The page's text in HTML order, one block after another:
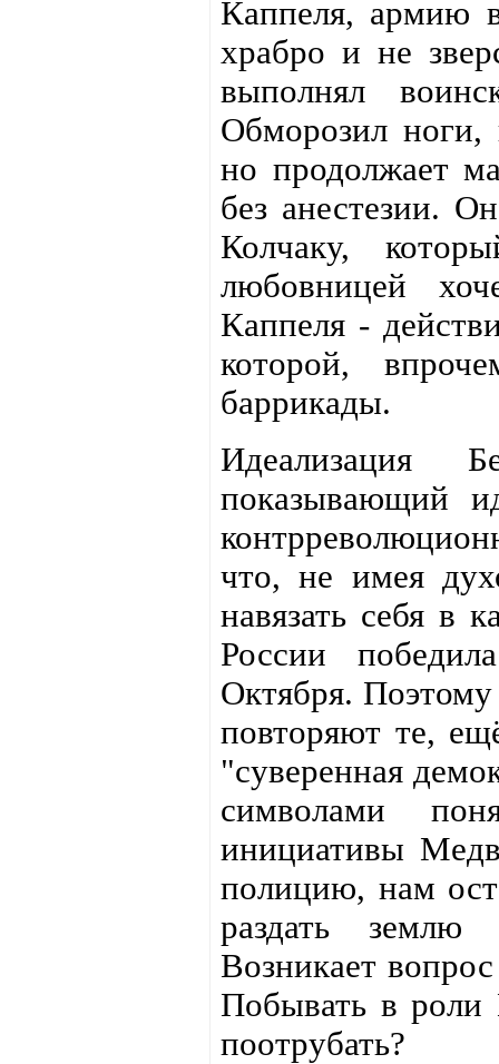
Каппеля, армию
храбро и не
выполнял
Обморозил
но продолжает
без анестезии.
Колчаку,
любовницей
Каппеля -
которой,
баррикады.
Идеализация
показывающий
что, не имея
навязать себя в
России
Октября. Поэтому
повторяют те,
"суверенная
символами
инициативы
полицию, нам
раздать землю
Возникает
Побывать в
поотрубать?